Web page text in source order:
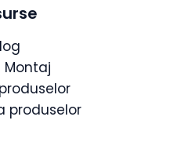
Montaj
produselor